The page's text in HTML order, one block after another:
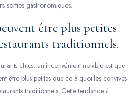
sorties gastronomiques.
être plus petites
traditionnels.
chics, un inconvénient notable est que
être plus petites que ce à quoi les convives
traditionnels. Cette tendance à